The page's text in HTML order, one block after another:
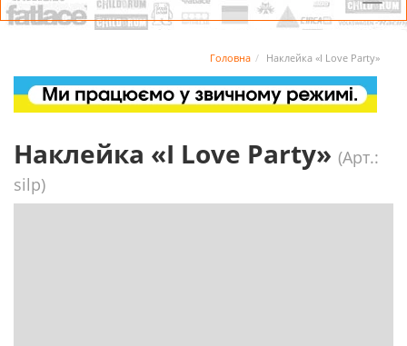
Головна Наклейка «I Love Party»
Наклейка «I Love Party» (Арт.:
silp)